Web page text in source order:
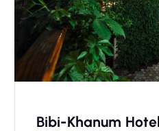
Bibi-Khanum Hotel